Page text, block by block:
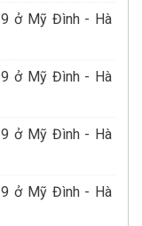
9 ở Mỹ Đình - Hà
9 ở Mỹ Đình - Hà
9 ở Mỹ Đình - Hà
9 ở Mỹ Đình - Hà